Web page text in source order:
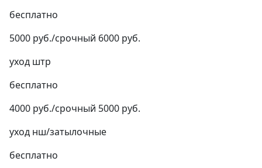
бесплатно
5000 руб./срочный 6000 руб.
уход штр
бесплатно
4000 руб./срочный 5000 руб.
уход нш/затылочные
бесплатно